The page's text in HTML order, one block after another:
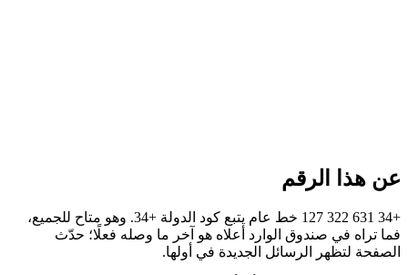
عن هذا الرقم
+34 631 322 127 خط عام يتبع كود الدولة +34. وهو متاح للجميع،
فما تراه في صندوق الوارد أعلاه هو آخر ما وصله فعلًا؛ حدّث
الصفحة لتظهر الرسائل الجديدة في أولها.